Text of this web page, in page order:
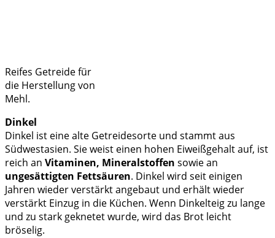
Reifes Getreide für
die Herstellung von
Mehl.
Dinkel
Dinkel ist eine alte Getreidesorte und stammt aus
Südwestasien. Sie weist einen hohen Eiweißgehalt auf, ist
reich an Vitaminen, Mineralstoffen sowie an
ungesättigten Fettsäuren. Dinkel wird seit einigen
Jahren wieder verstärkt angebaut und erhält wieder
verstärkt Einzug in die Küchen. Wenn Dinkelteig zu lange
und zu stark geknetet wurde, wird das Brot leicht
bröselig.